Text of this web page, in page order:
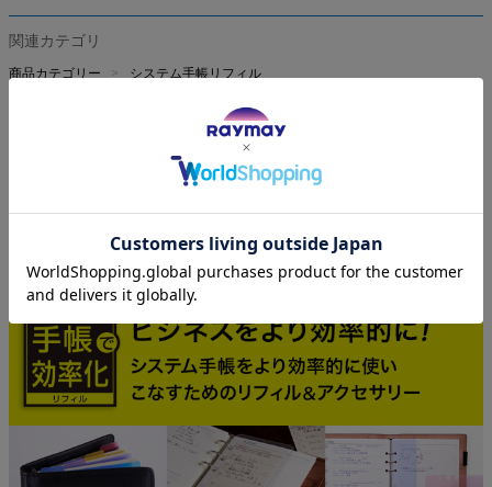
関連カテゴリ
商品カテゴリー
システム手帳リフィル
ダ・ヴィンチ システム手帳